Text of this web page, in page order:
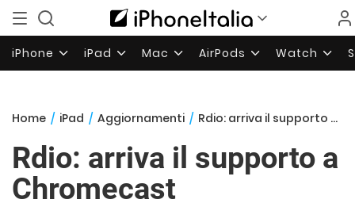
iPhone iPad Mac AirPods Watch
Home / iPad / Aggiornamenti / Rdio: arriva il supporto a Chromecast
Rdio: arriva il supporto a
Chromecast